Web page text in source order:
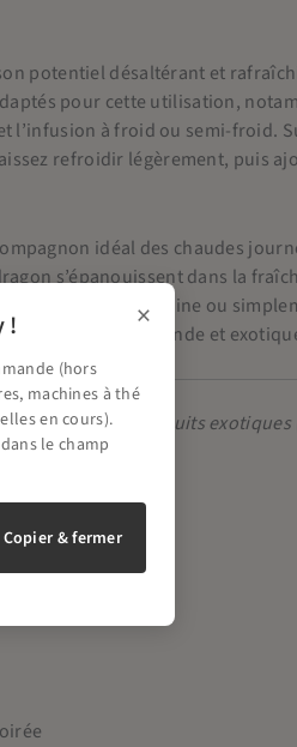
potentiel désaltérant et
pour cette utilisation,
à froid ou semi-froid.
refroidir légèrement, puis
idéal des chaudes
s’épanouissent dans la
au bord de la piscine ou
gourmande et
naturels de fruits exotiques
×
!
(hors
machines à thé
en cours).
le champ
Copier & fermer